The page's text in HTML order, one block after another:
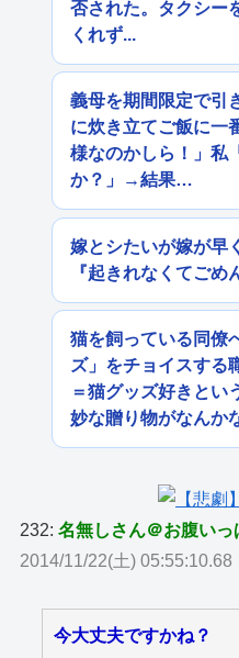
否された。タクシー
くれず...
義母を期間限定で引
に炊き立てご飯に一
様なのかしら！」私
か？」→結果…
嫁とシたいが嫁が早
『起きれなくてごめ
猫を飼っている同僚
ズ」をチョイスする
＝猫グッズ好きとい
妙な贈り物がなんか
232:名無しさん＠お腹いっ
2014/11/22(土) 05:55:10.68
今大丈夫ですかね？